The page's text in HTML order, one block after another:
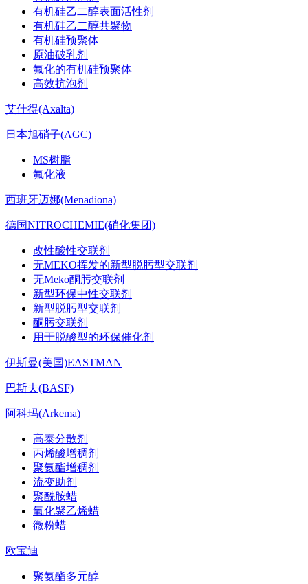
有机硅乙二醇表面活性剂
有机硅乙二醇共聚物
有机硅预聚体
原油破乳剂
氟化的有机硅预聚体
高效抗泡剂
艾仕得(Axalta)
日本旭硝子(AGC)
MS树脂
氟化液
西班牙迈娜(Menadiona)
德国NITROCHEMIE(硝化集团)
改性酸性交联剂
无MEKO挥发的新型脱肟型交联剂
无Meko酮肟交联剂
新型环保中性交联剂
新型脱肟型交联剂
酮肟交联剂
用于脱酸型的环保催化剂
伊斯曼(美国)EASTMAN
巴斯夫(BASF)
阿科玛(Arkema)
高泰分散剂
丙烯酸增稠剂
聚氨酯增稠剂
流变助剂
聚酰胺蜡
氧化聚乙烯蜡
微粉蜡
欧宝迪
聚氨酯多元醇